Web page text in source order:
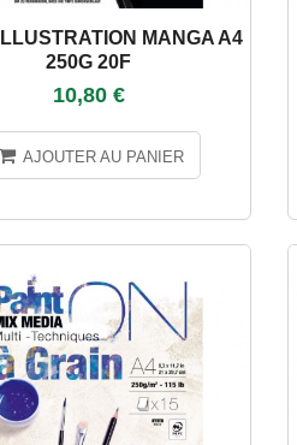
MANGA A4
250G 20F
10,80 €
AJOUTER AU PANIER